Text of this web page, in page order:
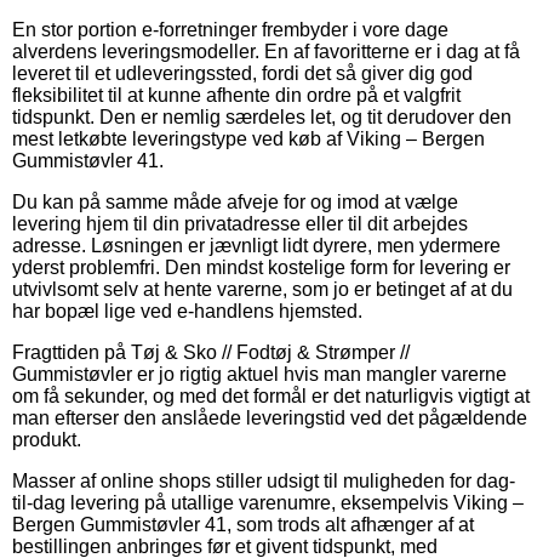
En stor portion e-forretninger frembyder i vore dage
alverdens leveringsmodeller. En af favoritterne er i dag at få
leveret til et udleveringssted, fordi det så giver dig god
fleksibilitet til at kunne afhente din ordre på et valgfrit
tidspunkt. Den er nemlig særdeles let, og tit derudover den
mest letkøbte leveringstype ved køb af Viking – Bergen
Gummistøvler 41.
Du kan på samme måde afveje for og imod at vælge
levering hjem til din privatadresse eller til dit arbejdes
adresse. Løsningen er jævnligt lidt dyrere, men ydermere
yderst problemfri. Den mindst kostelige form for levering er
utvivlsomt selv at hente varerne, som jo er betinget af at du
har bopæl lige ved e-handlens hjemsted.
Fragttiden på Tøj & Sko // Fodtøj & Strømper //
Gummistøvler er jo rigtig aktuel hvis man mangler varerne
om få sekunder, og med det formål er det naturligvis vigtigt at
man efterser den anslåede leveringstid ved det pågældende
produkt.
Masser af online shops stiller udsigt til muligheden for dag-
til-dag levering på utallige varenumre, eksempelvis Viking –
Bergen Gummistøvler 41, som trods alt afhænger af at
bestillingen anbringes før et givent tidspunkt, med